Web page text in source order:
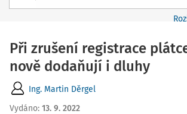
Při zrušení registrace
nově dodaňují i dluhy
Ing. Martin Děrgel
Vydáno: 13. 9. 2022